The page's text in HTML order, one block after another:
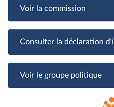
Voir la commission
Consulter la déclaration
Voir le groupe politique